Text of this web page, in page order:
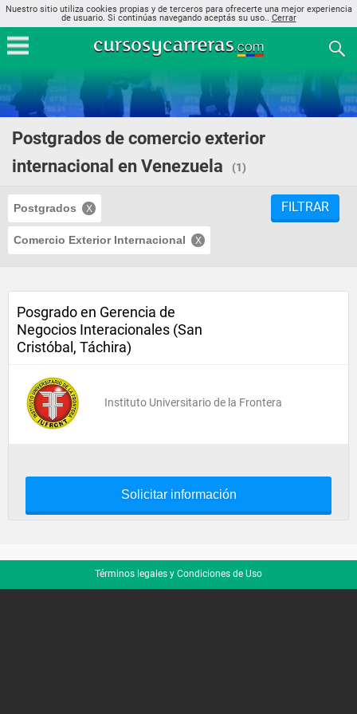
Nuestro sitio utiliza cookies propias y de terceros para ofrecerte una mejor experiencia
de usuario. Si continúas navegando aceptás su uso.. Cerrar
Postgrados de comercio exterior
internacional en Venezuela
(1)
Postgrados
Comercio Exterior Internacional
FILTRAR
Posgrado en Gerencia de
Negocios Interacionales (San
Cristóbal, Táchira)
Instituto Universitario de la Frontera
Solicitar información
Términos legales y Condiciones de Uso